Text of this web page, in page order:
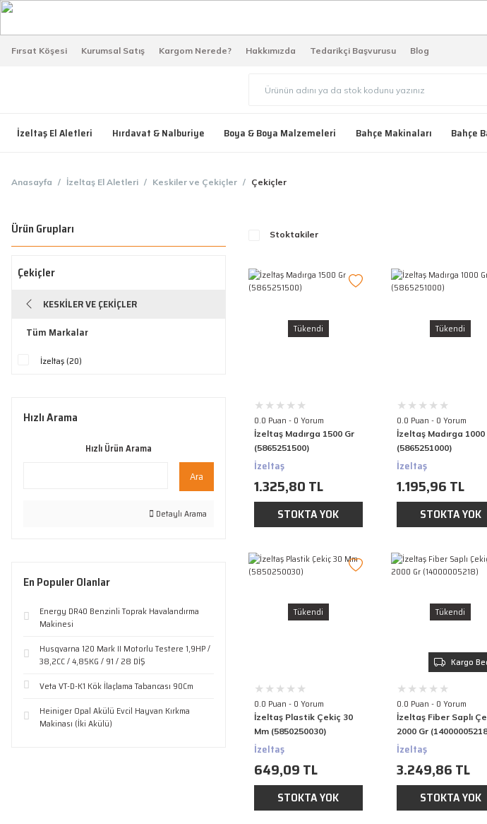
Fırsat Köşesi Kurumsal Satış Kargom Nerede? Hakkımızda Tedarikçi Başvurusu Blog
İzeltaş El Aletleri Hırdavat & Nalburiye Boya & Boya Malzemeleri Bahçe Makinaları Bahçe
Anasayfa İzeltaş El Aletleri Keskiler ve Çekiçler Çekiçler
Ürün Grupları
Çekiçler
KESKILER VE ÇEKIÇLER
Tüm Markalar
İzeltaş (20)
Hızlı Arama
Hızlı Ürün Arama
Ara
Detaylı Arama
En Populer Olanlar
Energy DR40 Benzinli Toprak Havalandırma
Makinesi
Husqvarna 120 Mark II Motorlu Testere 1,9HP /
38,2CC / 4,85KG / 91 / 28 DİŞ
Veta VT-D-K1 Kök İlaçlama Tabancası 90Cm
Heiniger Opal Akülü Evcil Hayvan Kırkma
Makinası (İki Akülü)
Stoktakiler
Tükendi
0.0 Puan - 0 Yorum
İzeltaş Madırga 1500 Gr
(5865251500)
İzeltaş
1.325,80 TL
STOKTA YOK
Tükendi
0.0 Puan - 0 Yorum
İzeltaş Madırga 1000
(5865251000)
İzeltaş
1.195,96 TL
STOKTA YOK
Tükendi
0.0 Puan - 0 Yorum
İzeltaş Plastik Çekiç 30
Mm (5850250030)
İzeltaş
649,09 TL
STOKTA YOK
Tükendi
Kargo
0.0 Puan - 0 Yorum
İzeltaş Fiber Saplı
2000 Gr
İzeltaş
3.249,86 TL
STOKTA YOK